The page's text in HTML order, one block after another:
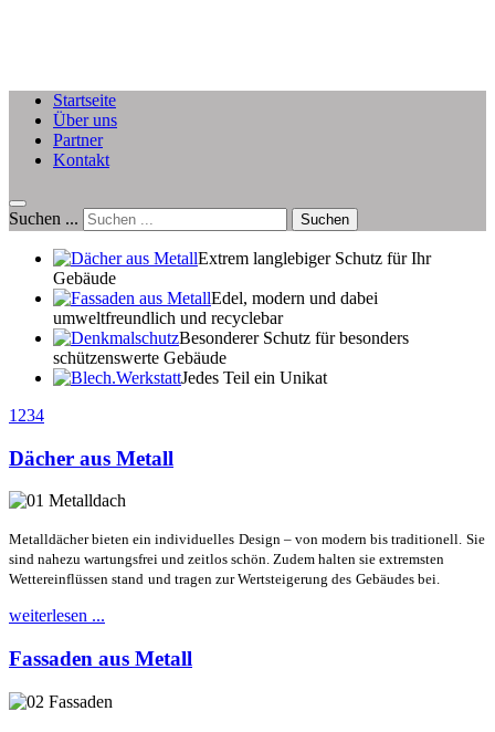
Startseite
Über uns
Partner
Kontakt
Suchen ... Suchen
Extrem langlebiger Schutz für Ihr
Gebäude
Edel, modern und dabei
umweltfreundlich und recyclebar
Besonderer Schutz für besonders
schützenswerte Gebäude
Jedes Teil ein Unikat
1 234
Dächer aus Metall
Metalldächer bieten ein individuelles Design – von modern bis traditionell. Sie
sind nahezu wartungsfrei und zeitlos schön. Zudem halten sie extremsten
Wettereinflüssen stand und tragen zur Wertsteigerung des Gebäudes bei.
weiterlesen ...
Fassaden aus Metall